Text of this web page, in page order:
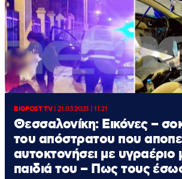
BIGPOST TV|21.03.2023 | 11:21
Θεσσαλονίκη: Εικόνες –
του απόστρατου που
αυτοκτονήσει με υγραέριο
παιδιά του – Πως τους